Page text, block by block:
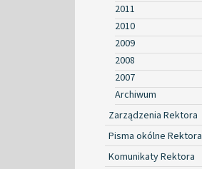
2011
2010
2009
2008
2007
Archiwum
Zarządzenia Rektora
Pisma okólne Rektora
Komunikaty Rektora